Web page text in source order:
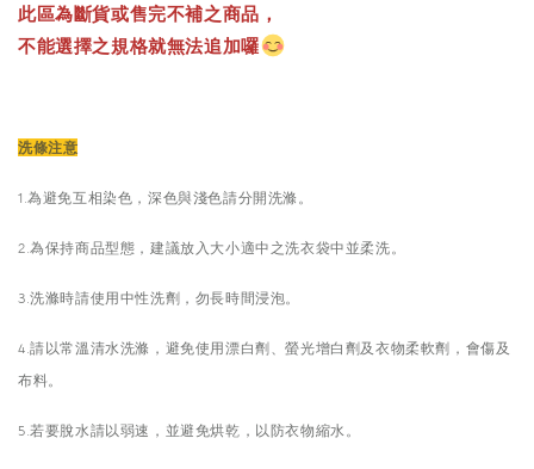
此區為斷貨或售完不補之商品，
不能選擇之規格就無法追加囉
洗條注意
1.為避免互相染色，深色與淺色請分開洗滌。
2.為保持商品型態，建議放入大小適中之洗衣袋中並柔洗。
3.洗滌時請使用中性洗劑，勿長時間浸泡。
4.請以常溫清水洗滌，避免使用漂白劑、螢光增白劑及衣物柔軟劑，會傷及
布料。
5.若要脫水請以弱速，並避免烘乾，以防衣物縮水。